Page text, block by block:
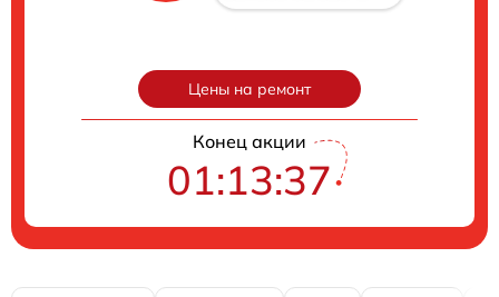
Цены на ремонт
Конец акции
01:13:35